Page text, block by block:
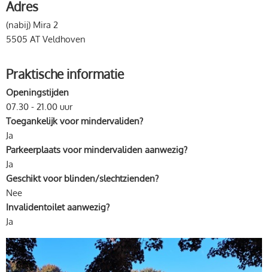
Adres
(nabij) Mira 2
5505 AT Veldhoven
Praktische informatie
Openingstijden
07.30 - 21.00 uur
Toegankelijk voor mindervaliden?
Ja
Parkeerplaats voor mindervaliden aanwezig?
Ja
Geschikt voor blinden/slechtzienden?
Nee
Invalidentoilet aanwezig?
Ja